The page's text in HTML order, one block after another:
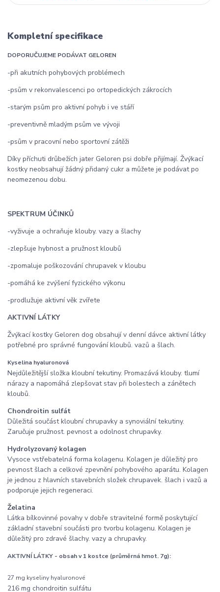
Kompletní specifikace
DOPORUČUJEME PODÁVAT GELOREN
-při akutních pohybových problémech
-psům v rekonvalescenci po ortopedických zákrocích
-starým psům pro aktivní pohyb i ve stáří
-preventivně mladým psům ve vývoji
-psům v pracovní nebo sportovní zátěži
Díky příchuti drůbežích jater Geloren psi dobře přijímají. Žvýkací
kostky neobsahují žádný přidaný cukr a můžete je podávat po
neomezenou dobu.
SPEKTRUM ÚČINKŮ
-vyživuje a ochraňuje klouby. vazy a šlachy
-zlepšuje hybnost a pružnost kloubů
-zpomaluje poškozování chrupavek v kloubu
-pomáhá ke zvýšení fyzického výkonu
-prodlužuje aktivní věk zvířete
AKTIVNÍ LÁTKY
Žvýkací kostky Geloren dog obsahují v denní dávce aktivní látky
potřebné pro správné fungování kloubů. vazů a šlach.
Kyselina hyaluronová
Nejdůležitější složka kloubní tekutiny. Promazává klouby. tlumí
nárazy a napomáhá zlepšovat stav při bolestech a zánětech
kloubů.
Chondroitin sulfát
Důležitá součást kloubní chrupavky a synoviální tekutiny.
Zaručuje pružnost. pevnost a odolnost chrupavky.
Hydrolyzovaný kolagen
Vysoce vstřebatelná forma kolagenu. Kolagen je důležitý pro
pevnost šlach a celkové zpevnění pohybového aparátu. Kolagen
je jednou z hlavních stavebních složek chrupavek. šlach i vazů a
podporuje jejich regeneraci.
Želatina
Látka bílkovinné povahy v dobře stravitelné formě poskytující
základní stavební součásti pro tvorbu kolagenu. Kolagen je
důležitý pro zdravé šlachy. vazy a chrupavky.
AKTIVNÍ LÁTKY - obsah v 1 kostce (průměrná hmot. 7g):
27 mg kyseliny hyaluronové
216 mg chondroitin sulfátu